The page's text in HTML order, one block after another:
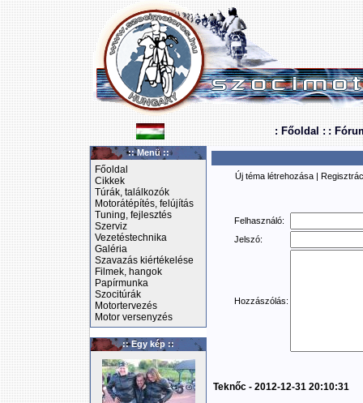
: Főoldal : :
:: Menü ::
Főoldal
Cikkek
Túrák, találkozók
Motorátépítés, felújítás
Tuning, fejlesztés
Szerviz
Vezetéstechnika
Galéria
Szavazás kiértékelése
Filmek, hangok
Papírmunka
Szocitúrák
Motortervezés
Motor versenyzés
:: Egy kép ::
Új téma létrehozása |
Felhasználó:
Jelszó:
Hozzászólás:
Teknőc - 2012-12-31 20:10:31